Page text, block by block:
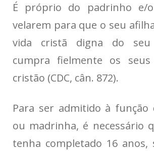
É próprio do padrinho e/
velarem para que o seu
vida cristã digna do
cumpra fielmente os
cristão (CDC, cân. 872).
Para ser admitido à função
ou madrinha, é necessário
tenha completado 16 anos,